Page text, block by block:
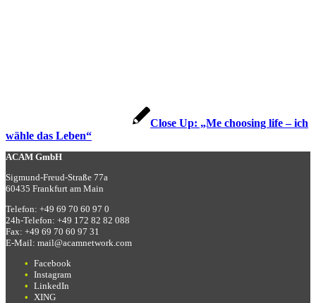
Close Up: „Me choosing life – ich
wähle das Leben“
ACAM GmbH
Sigmund-Freud-Straße 77a
60435 Frankfurt am Main
Telefon: +49 69 70 60 97 0
24h-Telefon: +49 172 82 82 088
Fax: +49 69 70 60 97 31
E-Mail: mail@acamnetwork.com
Facebook
Instagram
LinkedIn
XING